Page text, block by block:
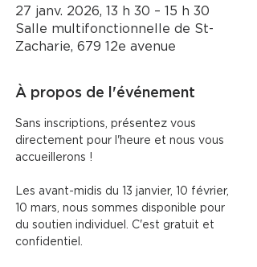
27 janv. 2026, 13 h 30 – 15 h 30
Salle multifonctionnelle de St-
Zacharie, 679 12e avenue
À propos de l'événement
Sans inscriptions, présentez vous
directement pour l'heure et nous vous
accueillerons !
Les avant-midis du 13 janvier, 10 février,
10 mars, nous sommes disponible pour
du soutien individuel. C'est gratuit et
confidentiel.